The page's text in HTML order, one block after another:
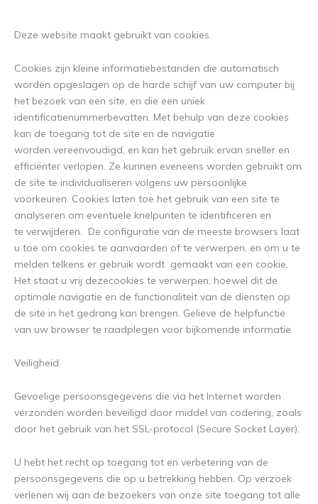
Deze website maakt gebruikt van cookies.
Cookies zijn kleine informatiebestanden die automatisch
worden opgeslagen op de harde schijf van uw computer bij
het bezoek van een site, en die een uniek
identificatienummerbevatten. Met behulp van deze cookies
kan de toegang tot de site en de navigatie
worden vereenvoudigd, en kan het gebruik ervan sneller en
efficiënter verlopen. Ze kunnen eveneens worden gebruikt om
de site te individualiseren volgens uw persoonlijke
voorkeuren. Cookies laten toe het gebruik van een site te
analyseren om eventuele knelpunten te identificeren en
te verwijderen. De configuratie van de meeste browsers laat
u toe om cookies te aanvaarden of te verwerpen, en om u te
melden telkens er gebruik wordt gemaakt van een cookie.
Het staat u vrij dezecookies te verwerpen, hoewel dit de
optimale navigatie en de functionaliteit van de diensten op
de site in het gedrang kan brengen. Gelieve de helpfunctie
van uw browser te raadplegen voor bijkomende informatie
Veiligheid
Gevoelige persoonsgegevens die via het Internet worden
verzonden worden beveiligd door middel van codering, zoals
door het gebruik van het SSL-protocol (Secure Socket Layer).
U hebt het recht op toegang tot en verbetering van de
persoonsgegevens die op u betrekking hebben. Op verzoek
verlenen wij aan de bezoekers van onze site toegang tot alle